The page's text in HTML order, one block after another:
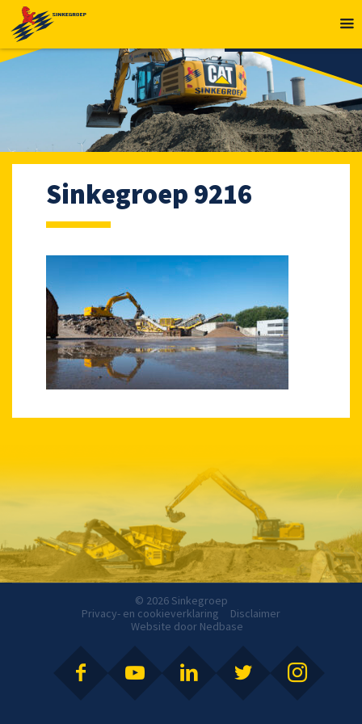
Sinkegroep 9216
© 2026 Sinkegroep
Privacy- en cookieverklaring
Disclaimer
Website door Nedbase